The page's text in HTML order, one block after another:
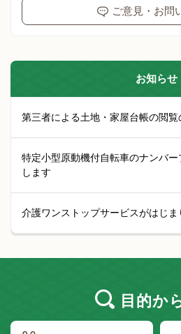
ご意見・お問
お知らせ
第三者による土地・家屋台帳の閲覧
特定小型原動機付自転車のナンバ
します
介護ワンストップサービスがはじま
目的か